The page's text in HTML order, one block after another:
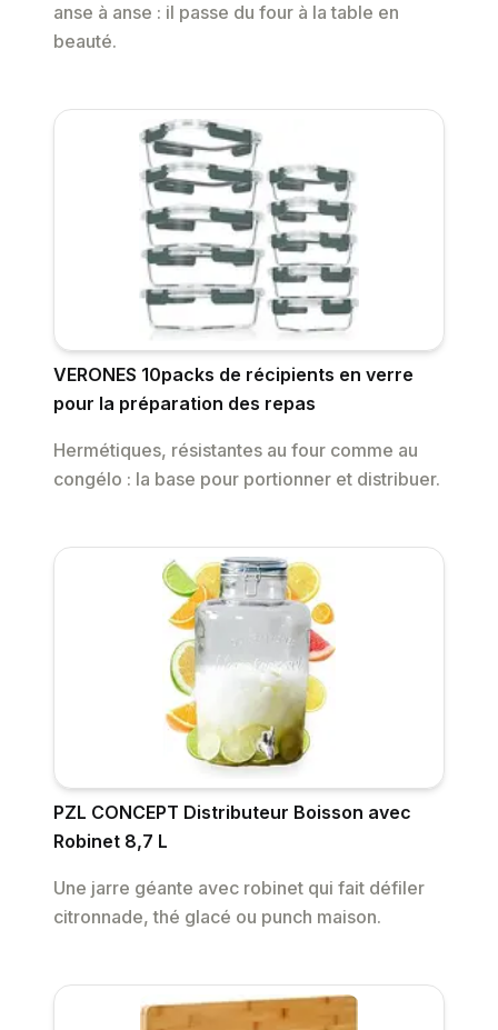
anse à anse : il passe du four à la table en
beauté.
VERONES 10packs de récipients en verre
pour la préparation des repas
Hermétiques, résistantes au four comme au
congélo : la base pour portionner et distribuer.
PZL CONCEPT Distributeur Boisson avec
Robinet 8,7 L
Une jarre géante avec robinet qui fait défiler
citronnade, thé glacé ou punch maison.